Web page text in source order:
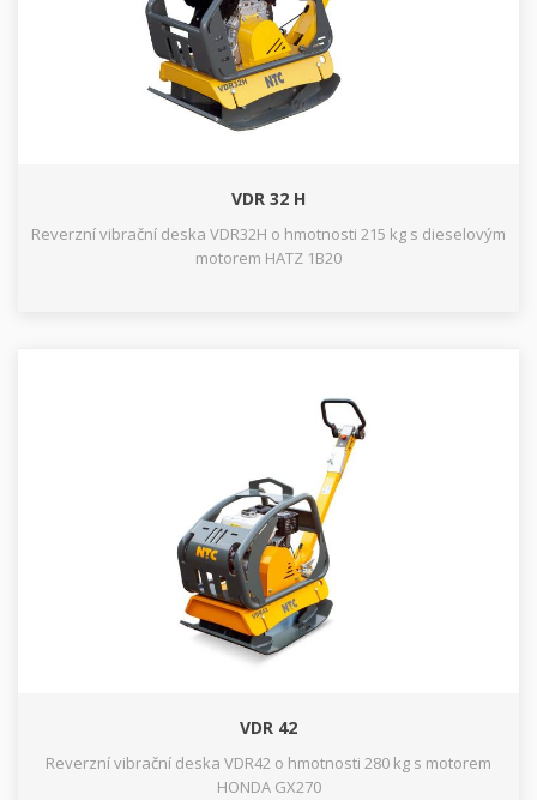
VDR 32 H
Reverzní vibrační deska VDR32H o hmotnosti 215 kg s dieselovým
motorem HATZ 1B20
VDR 42
Reverzní vibrační deska VDR42 o hmotnosti 280 kg s motorem
HONDA GX270